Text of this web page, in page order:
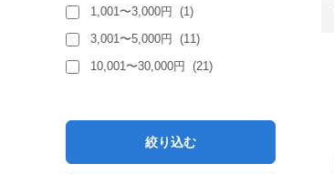
1,001〜3,000円
(1)
3,001〜5,000円
(11)
10,001〜30,000円
(21)
絞り込む